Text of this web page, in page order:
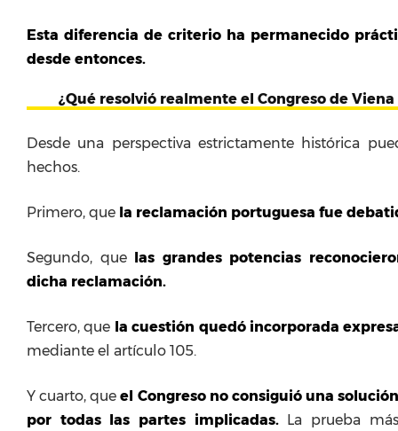
Esta diferencia de criterio ha permanecido
desde entonces.
¿Qué resolvió realmente el Congreso de
Desde una perspectiva estrictamente histórica
hechos.
Primero, que la reclamación portuguesa fue
Segundo, que las grandes potencias
dicha reclamación.
Tercero, que la cuestión quedó incorporada
mediante el artículo 105.
Y cuarto, queel Congreso no consiguió una
por todas las partes implicadas.La prueba